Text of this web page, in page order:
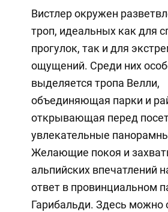
Вистлер окружен
троп, идеальных как для
прогулок, так и для
ощущений. Среди них
выделяется тропа Велли,
объединяющая парки и
открывающая перед
увлекательные
Желающие покоя и
альпийских впечатлений
ответ в провинциальном
Гарибальди. Здесь можно